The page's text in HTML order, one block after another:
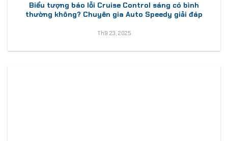
Biểu tượng báo lỗi Cruise Control sáng có bình
thường không? Chuyên gia Auto Speedy giải đáp
Th9 23, 2025